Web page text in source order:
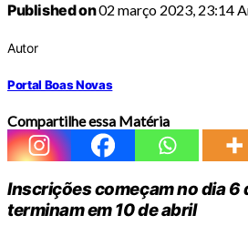
Published on02 março 2023, 23:14
Autor
Portal Boas Novas
Compartilhe essa Matéria
Inscrições começam no dia 6
terminam em 10 de abril